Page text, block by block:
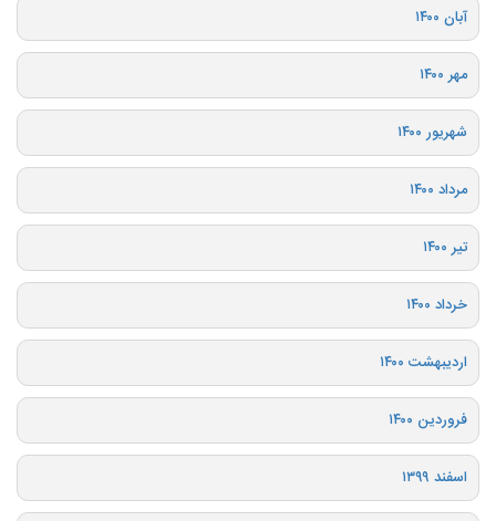
آبان ۱۴۰۰
مهر ۱۴۰۰
شهریور ۱۴۰۰
مرداد ۱۴۰۰
تیر ۱۴۰۰
خرداد ۱۴۰۰
اردیبهشت ۱۴۰۰
فروردین ۱۴۰۰
اسفند ۱۳۹۹